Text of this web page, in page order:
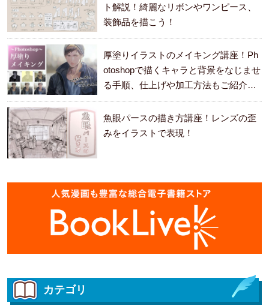
ト解説！綺麗なリボンやワンピース、
装飾品を描こう！
厚塗りイラストのメイキング講座！Ph
otoshopで描くキャラと背景をなじませ
る手順、仕上げや加工方法もご紹介し
ます。
魚眼パースの描き方講座！レンズの歪
みをイラストで表現！
カテゴリ